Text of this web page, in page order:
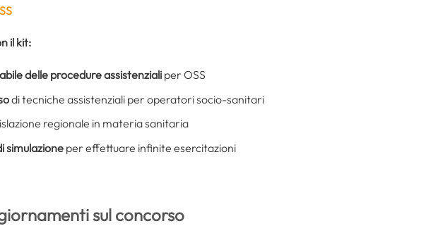
il kit:
delle procedure assistenziali per OSS
di tecniche assistenziali per operatori socio-sanitari
regionale in materia sanitaria
simulazioneper effettuare infinite esercitazioni
sul concorso